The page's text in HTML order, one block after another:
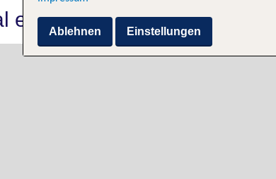
erkunden
Ablehnen Einstellungen